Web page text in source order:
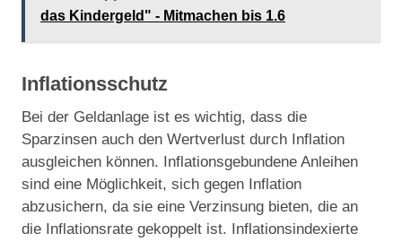
das Kindergeld" - Mitmachen bis 1.6
Inflationsschutz
Bei der Geldanlage ist es wichtig, dass die
Sparzinsen auch den Wertverlust durch Inflation
ausgleichen können. Inflationsgebundene Anleihen
sind eine Möglichkeit, sich gegen Inflation
abzusichern, da sie eine Verzinsung bieten, die an
die Inflationsrate gekoppelt ist. Inflationsindexierte